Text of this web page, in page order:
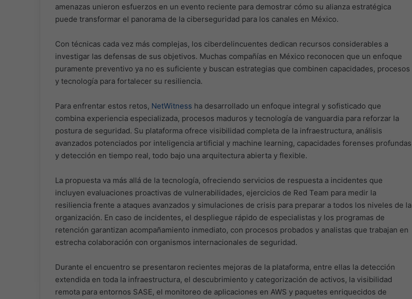
amenazas unieron esfuerzos en un evento reciente para demostrar cómo su alianza estratégica
puede transformar el panorama de la ciberseguridad para los canales en México.
Con técnicas cada vez más complejas, los ciberdelincuentes dedican recursos considerables a
investigar las defensas de sus objetivos. Muchas compañías en México reconocen que un enfoque
puramente preventivo ya no es suficiente y buscan estrategias que combinen capacidades, procesos
y tecnología para fortalecer su resiliencia.
Para enfrentar estos retos, NetWitness ha desarrollado un enfoque integral y sofisticado que
combina experiencia especializada, procesos maduros y tecnología de vanguardia para reforzar la
postura de seguridad. Su plataforma ofrece visibilidad completa de la infraestructura, análisis
avanzados potenciados por inteligencia artificial y machine learning, capacidades forenses profundas
y detección en tiempo real, todo bajo una arquitectura abierta y flexible.
La propuesta va más allá de la tecnología, ofreciendo servicios de respuesta a incidentes que
incluyen evaluaciones proactivas de vulnerabilidades, ejercicios de Red Team para medir la
resiliencia frente a ataques avanzados y simulaciones de crisis para preparar a todos los niveles de la
organización. En caso de incidentes, el despliegue rápido de especialistas y los programas de
retención garantizan acompañamiento inmediato, con procesos probados y analistas que trabajan en
estrecha colaboración con organismos internacionales de seguridad.
Durante el encuentro se presentaron recientes mejoras de la plataforma, entre ellas la detección
extendida en toda la infraestructura, el descubrimiento y categorización de activos, la visibilidad
remota para entornos SASE, el monitoreo de aplicaciones en AWS y paquetes enriquecidos de